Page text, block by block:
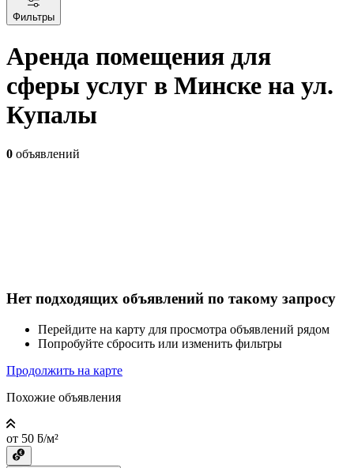
Фильтры
Аренда помещения для
сферы услуг в Минске на ул.
Купалы
0 объявлений
Нет подходящих объявлений по такому запросу
Перейдите на карту для просмотра объявлений рядом
Попробуйте сбросить или изменить фильтры
Продолжить на карте
Похожие объявления
от 50 ƃ/м²